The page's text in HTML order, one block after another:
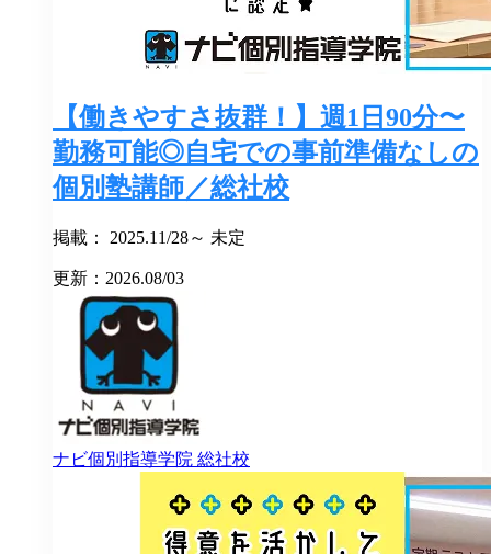
【働きやすさ抜群！】週1日90分〜
勤務可能◎自宅での事前準備なしの
個別塾講師／総社校
掲載： 2025.11/28～ 未定
更新：2026.08/03
ナビ個別指導学院 総社校